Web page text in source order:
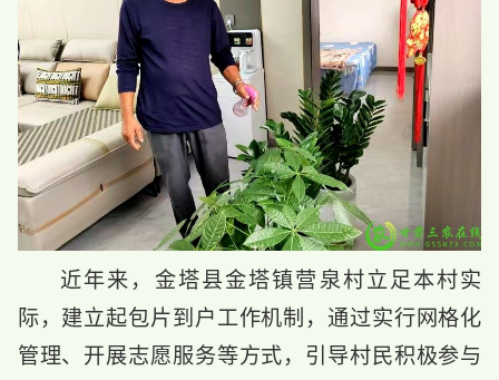
近年来，金塔县金塔镇营泉村立足本村实
际，建立起包片到户工作机制，通过实行网格化
管理、开展志愿服务等方式，引导村民积极参与